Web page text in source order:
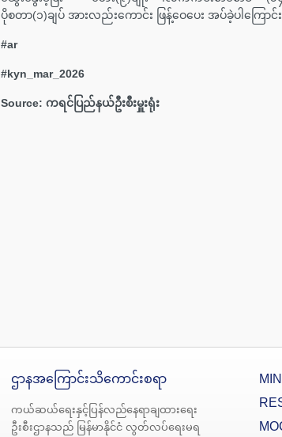
ပိုစတာ(၁)ချပ် အားလည်းကောင်း ဖြန့်ဝေပေး အပ်ခဲ့ပါကြေ
#ar
#kyn_mar_2026
Source: ကရင်ပြည်နယ်ဦးစီးမှူးရုံး
ဌာနအကြောင်းသိကောင်းစရာ
ကယ်ဆယ်ရေးနှင့်ပြန်လည်နေရာချထားရေး
ဦးစီးဌာနသည် မြန်မာနိုင်ငံ လွတ်လပ်ရေးမရ